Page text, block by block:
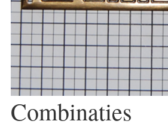
Combinaties